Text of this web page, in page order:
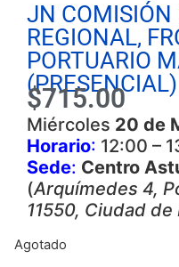
JN COMISIÓN
REGIONAL,
PORTUARIO
(PRESENCIAL)
$715.00
Miércoles 20 de
Horario: 12:00 –
Sede: Centro
(Arquímedes 4,
11550, Ciudad
Agotado